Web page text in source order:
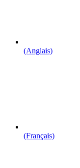
(Anglais)
(Français)